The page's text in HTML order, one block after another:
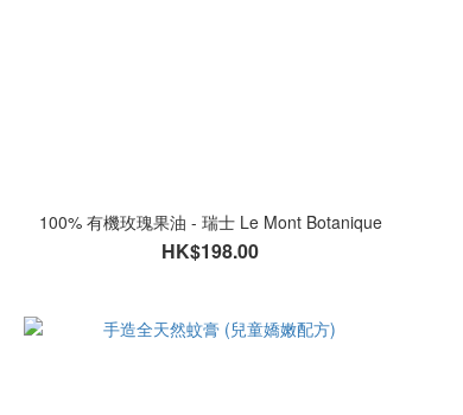
100% 有機玫瑰果油 - 瑞士 Le Mont Botanique
HK$198.00